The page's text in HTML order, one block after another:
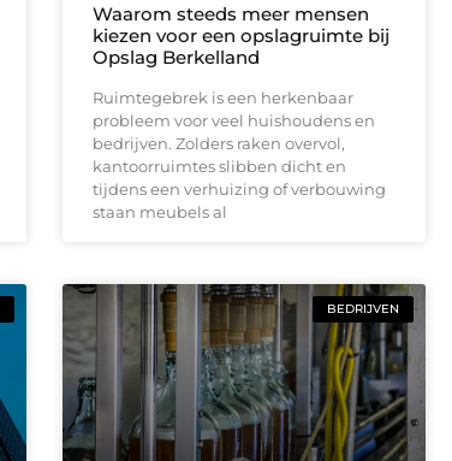
Waarom steeds meer mensen
kiezen voor een opslagruimte bij
Opslag Berkelland
Ruimtegebrek is een herkenbaar
probleem voor veel huishoudens en
bedrijven. Zolders raken overvol,
kantoorruimtes slibben dicht en
tijdens een verhuizing of verbouwing
staan meubels al
BEDRIJVEN